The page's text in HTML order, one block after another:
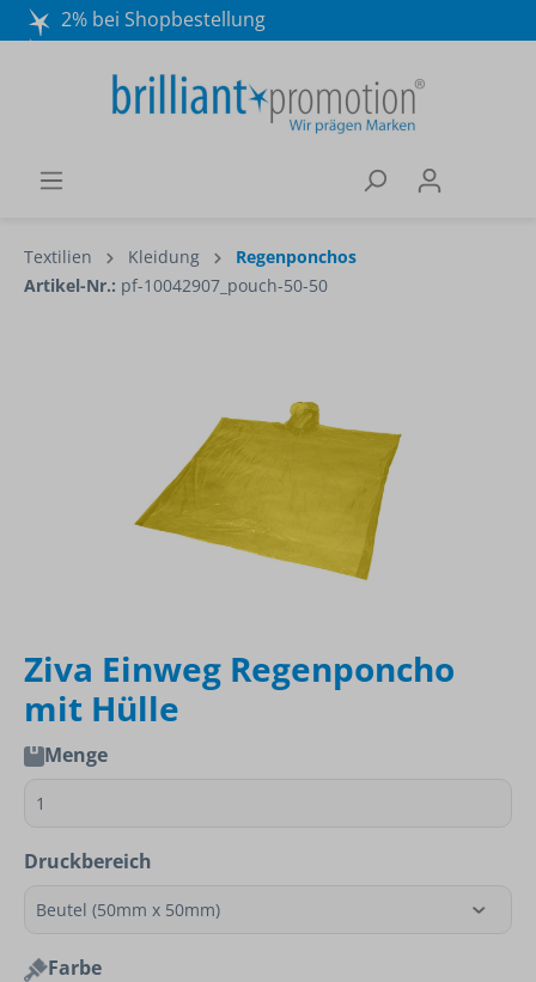
2% bei Shopbestellung
Wir beraten Sie gerne:
040 / 570 18 25 70
Textilien Kleidung
Regenponchos
Artikel-Nr.: pf-10042907_pouch-50-50
Ziva Einweg Regenponcho
mit Hülle
Menge
Druckbereich
Farbe